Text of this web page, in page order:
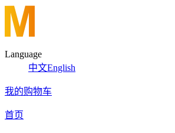
Language
中文English
我的购物车
首页